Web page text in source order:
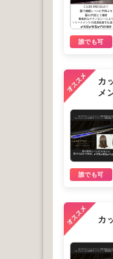
誰でも可
カ
メ
誰でも可
カ